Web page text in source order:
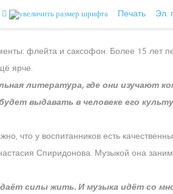
Печать Эл.
флейта и саксофон. Более 15 лет
ярче.
литература, где они изучают
выдавать в человеке его
что у воспитанников есть
Спиридонова. Музыкой она
силы жить. И музыка идёт со